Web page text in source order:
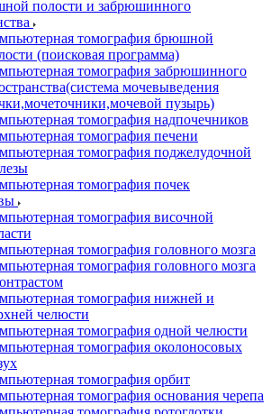
полости и забрюшинного
томография брюшной
(поисковая программа)
томография забрюшинного
мочевыведения
пузырь)
томография надпочечников
томография печени
томография поджелудочной
томография почек
томография височной
томография головного мозга
томография головного мозга
томография нижней и
челюсти
томография одной челюсти
томография околоносовых
томография орбит
томография основания черепа